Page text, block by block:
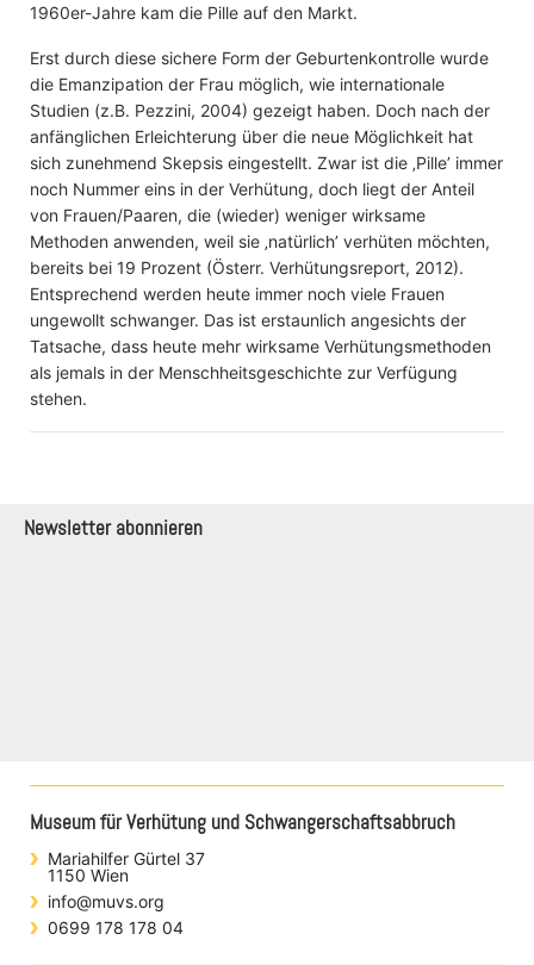
1960er-Jahre kam die Pille auf den Markt.
Erst durch diese sichere Form der Geburtenkontrolle wurde
die Emanzipation der Frau möglich, wie internationale
Studien (z.B. Pezzini, 2004) gezeigt haben. Doch nach der
anfänglichen Erleichterung über die neue Möglichkeit hat
sich zunehmend Skepsis eingestellt. Zwar ist die ‚Pille’ immer
noch Nummer eins in der Verhütung, doch liegt der Anteil
von Frauen/Paaren, die (wieder) weniger wirksame
Methoden anwenden, weil sie ‚natürlich’ verhüten möchten,
bereits bei 19 Prozent (Österr. Verhütungsreport, 2012).
Entsprechend werden heute immer noch viele Frauen
ungewollt schwanger. Das ist erstaunlich angesichts der
Tatsache, dass heute mehr wirksame Verhütungsmethoden
als jemals in der Menschheitsgeschichte zur Verfügung
stehen.
Newsletter abonnieren
Museum für Verhütung und Schwangerschaftsabbruch
Mariahilfer Gürtel 37
1150 Wien
info@muvs.org
0699 178 178 04